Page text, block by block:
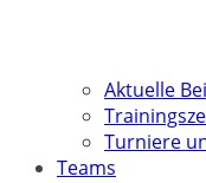
Aktuelle
Turniere
Teams